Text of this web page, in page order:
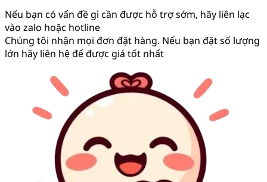
Nếu bạn có vấn đề gì cần được hỗ trợ sớm, hãy liên lạc
vào zalo hoặc hotline
Chúng tôi nhận mọi đơn đặt hàng. Nếu bạn đặt số lượng
lớn hãy liên hệ để được giá tốt nhất